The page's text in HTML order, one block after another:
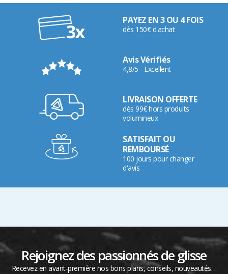
PAYEZ EN 3 OU 4 FOIS
dès 150€ d'achat
Avis Vérifiés
4,8/5 - Excellent
LIVRAISON OFFERTE
dès 99€ hors produits
volumineux
SATISFAIT OU
REMBOURSÉ
100 jours pour changer
d'avis
Rejoignez des passionnés de glisse
Recevez en avant-première nos bons plans, conseils, nouveautés…